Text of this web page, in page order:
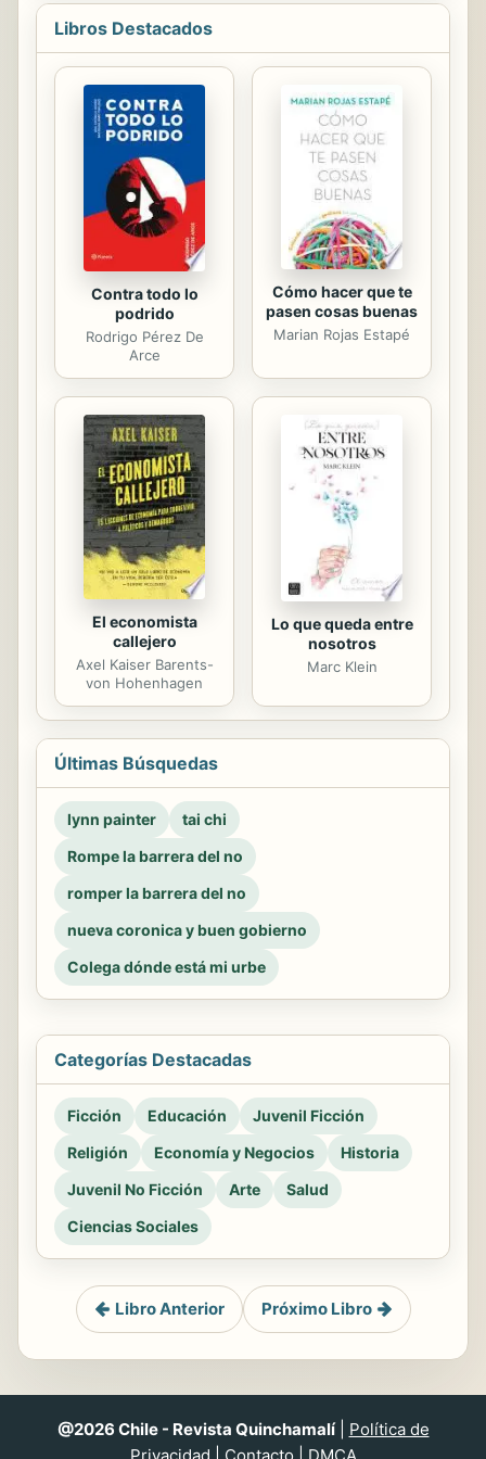
en tan solo algunas horas, ella supo
que algo no estaba bien. Mi alfa me
ordenó que la observara. No era un
problema. La observaría. Muy de
cerca. Me pegaría a ella como
pegamento. ¿Y esos hombres
humanos que querían salir con ella?
Será mejor que retrocedan. Porque
la doctora es mía. Aunque no lo
sepa...
Libros Destacados
Contra todo lo
podrido
Rodrigo Pérez De
Arce
Cómo hacer que te
pasen cosas buenas
Marian Rojas Estapé
El economista
callejero
Axel Kaiser Barents-
von Hohenhagen
Lo que queda entre
nosotros
Marc Klein
Últimas Búsquedas
lynn painter
tai chi
Rompe la barrera del no
romper la barrera del no
nueva coronica y buen gobierno
Colega dónde está mi urbe
Categorías Destacadas
Ficción Educación
Juvenil Ficción
Religión
Economía y Negocios
Historia
Juvenil No Ficción
Arte
Salud
Ciencias Sociales
Libro Anterior Próximo Libro
@2026 Chile - Revista Quinchamalí| Política de
Privacidad
Contacto DMCA